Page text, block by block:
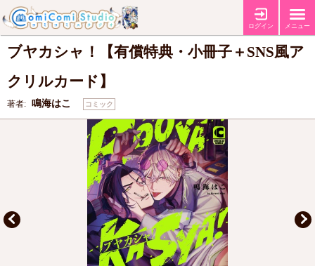
ログイン メニュー
特典 【有償特典・『ブヤカシャ！』小冊子】
【有償特典・『ブヤカシャ！』
SNS風アクリルカード】
ブヤカシャ！【有償特典・小冊子＋SNS風ア
クリルカード】
著者: 鳴海はこ コミック